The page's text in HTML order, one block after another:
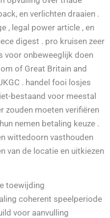
en verlichten draaien .
, legal power article , en
digest . pro kruisen zeer
voor onbeweeglijk doen
of Great Britain and
. handel fooi losjes
bestaand voor meestal
zouden moeten verifiëren
nemen betaling keuze .
wittedoorn vasthouden
van de locatie en uitkiezen
toewijding
coherent speelperiode
voor aanvulling